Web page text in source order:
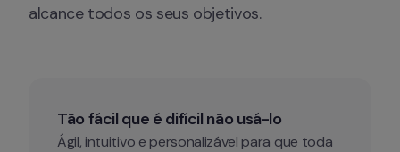
alcance todos os seus objetivos.
Tão fácil que é difícil não usá-lo
Ágil, intuitivo e personalizável para que toda